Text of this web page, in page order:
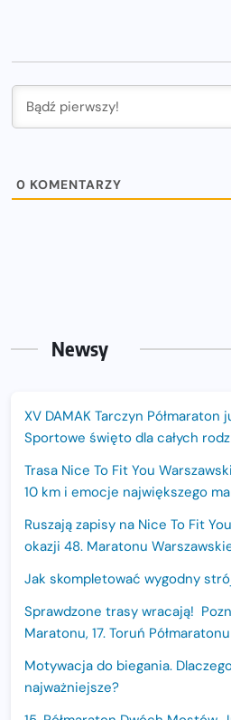
0 KOMENTARZY
Newsy
XV DAMAK Tarczyn Półmaraton
Sportowe święto dla całych
Trasa Nice To Fit You
10 km i emocje największego
Ruszają zapisy na Nice To Fit
okazji 48. Maratonu
Jak skompletować wygodny
Sprawdzone trasy wracają!
Maratonu, 17. Toruń
Motywacja do biegania.
najważniejsze?